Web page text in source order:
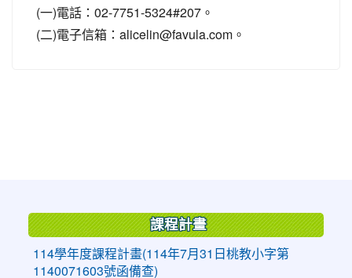
(一)電話：02-7751-5324#207。
(二)電子信箱：alicelin@favula.com。
課程計畫
114學年度課程計畫(114年7月31日桃教小字第
1140071603號函備查)